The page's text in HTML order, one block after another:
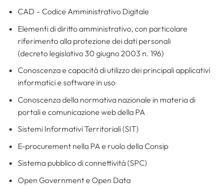
CAD – Codice Amministrativo Digitale
Elementi di diritto amministrativo, con particolare
riferimento alla protezione dei dati personali
(decreto legislativo 30 giugno 2003 n. 196)
Conoscenza e capacità di utilizzo dei principali applicativi
informatici e software in uso
Conoscenza della normativa nazionale in materia di
portali e comunicazione web della PA
Sistemi Informativi Territoriali (SIT)
E-procurement nella PA e ruolo della Consip
Sistema pubblico di connettività (SPC)
Open Government e Open Data